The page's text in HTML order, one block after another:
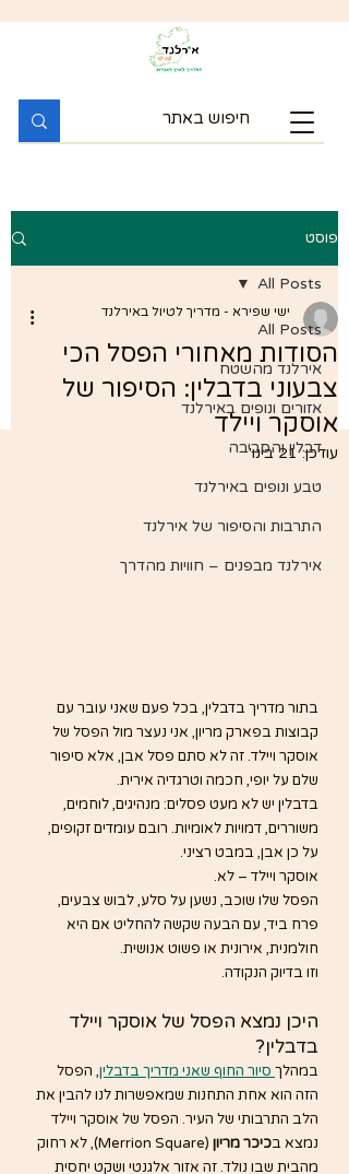
פוסט
All Posts
אירלנד מהשטח
אזורים ונופים באירלנד
דבלין והסביבה
טבע ונופים באירלנד
התרבות והסיפור של אירלנד
אירלנד מבפנים – חוויות מהדרך
All Posts
הסודות מאחורי הפסל הכי
צבעוני בדבלין: הסיפור של
אוסקר ויילד
ישי שפירא - מדריך לטיול באירלנד
עודכן:21 בינו׳
בתור מדריך בדבלין, בכל פעם שאני עובר עם
קבוצות בפארק מריון, אני נעצר מול הפסל של
אוסקר ויילד. זה לא סתם פסל אבן, אלא סיפור
שלם על יופי, חכמה וטרגדיה אירית.
בדבלין יש לא מעט פסלים: מנהיגים, לוחמים,
משוררים, דמויות לאומיות. רובם עומדים זקופים,
על כן אבן, במבט רציני.
אוסקר ויילד – לא.
הפסל שלו שוכב, נשען על סלע, לבוש צבעים,
פרח ביד, עם הבעה שקשה להחליט אם היא
חולמנית, אירונית או פשוט אנושית.
וזו בדיוק הנקודה.
היכן נמצא הפסל של אוסקר ויילד
בדבלין?
במהלך סיור החוף שאני מדריך בדבלין, הפסל
הזה הוא אחת התחנות שמאפשרות לנו להבין את
הלב התרבותי של העיר. הפסל של אוסקר ויילד
נמצא בכיכר מריון
(Merrion Square), לא רחוק
מהבית שבו נולד. זה אזור אלגנטי ושקט יחסית